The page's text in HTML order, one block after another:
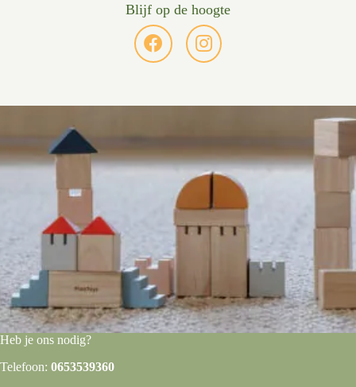
Blijf op de hoogte
Heb je ons nodig?
Telefoon: 0653539360